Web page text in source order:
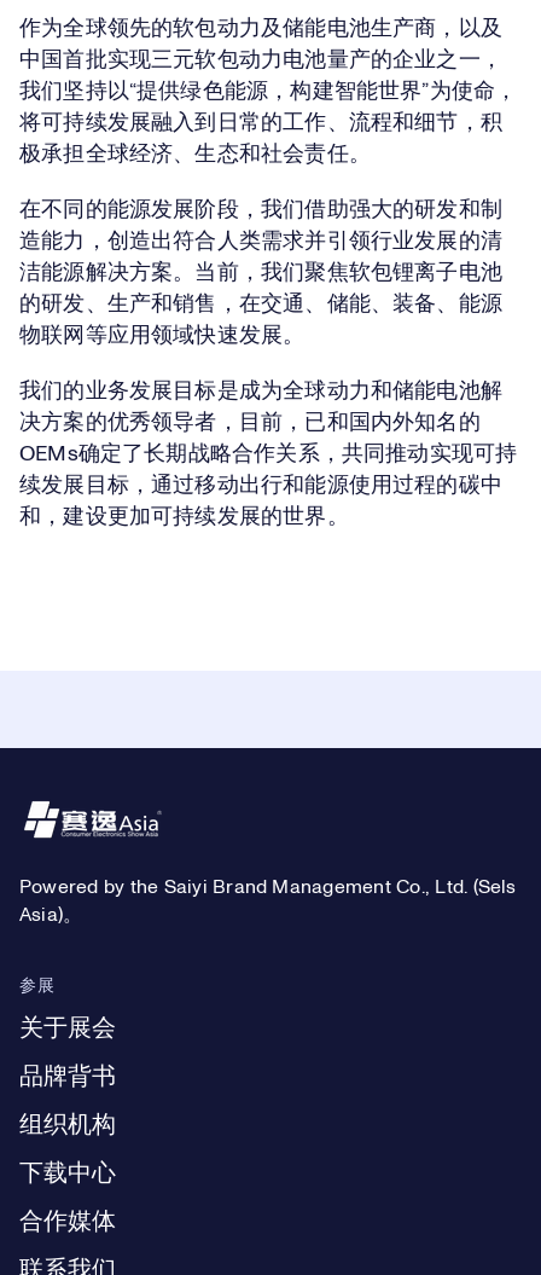
作为全球领先的软包动力及储能电池生产商，以及
中国首批实现三元软包动力电池量产的企业之一，
我们坚持以“提供绿色能源，构建智能世界”为使命，
将可持续发展融入到日常的工作、流程和细节，积
极承担全球经济、生态和社会责任。
在不同的能源发展阶段，我们借助强大的研发和制
造能力，创造出符合人类需求并引领行业发展的清
洁能源解决方案。当前，我们聚焦软包锂离子电池
的研发、生产和销售，在交通、储能、装备、能源
物联网等应用领域快速发展。
我们的业务发展目标是成为全球动力和储能电池解
决方案的优秀领导者，目前，已和国内外知名的
OEMs确定了长期战略合作关系，共同推动实现可持
续发展目标，通过移动出行和能源使用过程的碳中
和，建设更加可持续发展的世界。
Footer
Powered by the Saiyi Brand Management Co., Ltd. (Sels
Asia)。
参展
关于展会
品牌背书
组织机构
下载中心
合作媒体
联系我们